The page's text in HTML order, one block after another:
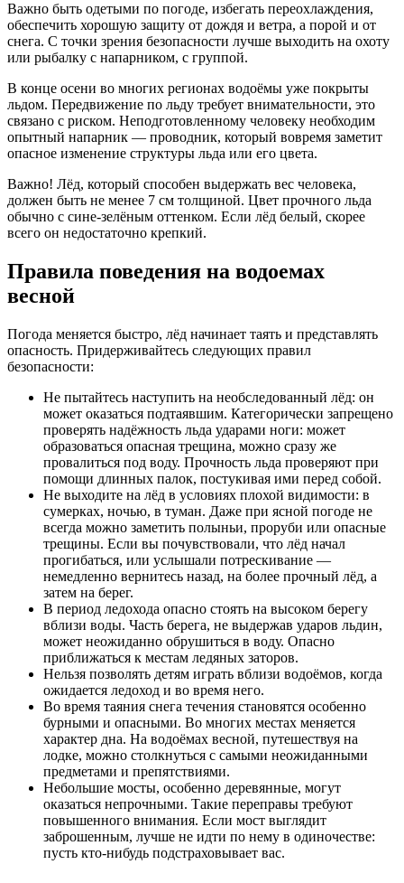
Важно быть одетыми по погоде, избегать переохлаждения,
обеспечить хорошую защиту от дождя и ветра, а порой и от
снега. С точки зрения безопасности лучше выходить на охоту
или рыбалку с напарником, с группой.
В конце осени во многих регионах водоёмы уже покрыты
льдом. Передвижение по льду требует внимательности, это
связано с риском. Неподготовленному человеку необходим
опытный напарник — проводник, который вовремя заметит
опасное изменение структуры льда или его цвета.
Важно! Лёд, который способен выдержать вес человека,
должен быть не менее 7 см толщиной. Цвет прочного льда
обычно с сине-зелёным оттенком. Если лёд белый, скорее
всего он недостаточно крепкий.
Правила поведения на водоемах
весной
Погода меняется быстро, лёд начинает таять и представлять
опасность. Придерживайтесь следующих правил
безопасности:
Не пытайтесь наступить на необследованный лёд: он
может оказаться подтаявшим. Категорически запрещено
проверять надёжность льда ударами ноги: может
образоваться опасная трещина, можно сразу же
провалиться под воду. Прочность льда проверяют при
помощи длинных палок, постукивая ими перед собой.
Не выходите на лёд в условиях плохой видимости: в
сумерках, ночью, в туман. Даже при ясной погоде не
всегда можно заметить полыньи, проруби или опасные
трещины. Если вы почувствовали, что лёд начал
прогибаться, или услышали потрескивание —
немедленно вернитесь назад, на более прочный лёд, а
затем на берег.
В период ледохода опасно стоять на высоком берегу
вблизи воды. Часть берега, не выдержав ударов льдин,
может неожиданно обрушиться в воду. Опасно
приближаться к местам ледяных заторов.
Нельзя позволять детям играть вблизи водоёмов, когда
ожидается ледоход и во время него.
Во время таяния снега течения становятся особенно
бурными и опасными. Во многих местах меняется
характер дна. На водоёмах весной, путешествуя на
лодке, можно столкнуться с самыми неожиданными
предметами и препятствиями.
Небольшие мосты, особенно деревянные, могут
оказаться непрочными. Такие переправы требуют
повышенного внимания. Если мост выглядит
заброшенным, лучше не идти по нему в одиночестве:
пусть кто-нибудь подстраховывает вас.